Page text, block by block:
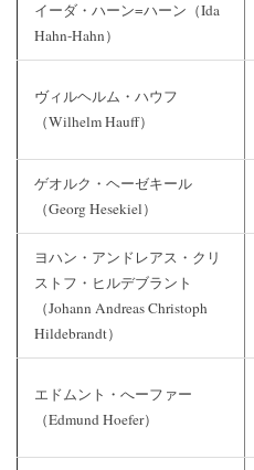
イーダ・ハーン=ハーン（Ida
Hahn-Hahn）
ヴィルヘルム・ハウフ
（Wilhelm Hauff）
ゲオルク・ヘーゼキール
（Georg Hesekiel）
ヨハン・アンドレアス・クリ
ストフ・ヒルデブラント
（Johann Andreas Christoph
Hildebrandt）
エドムント・へーファー
（Edmund Hoefer）